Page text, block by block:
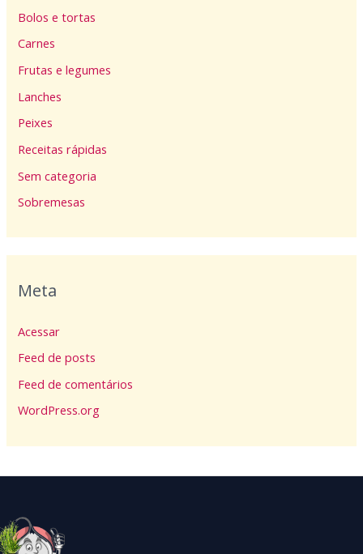
Bolos e tortas
Carnes
Frutas e legumes
Lanches
Peixes
Receitas rápidas
Sem categoria
Sobremesas
Meta
Acessar
Feed de posts
Feed de comentários
WordPress.org